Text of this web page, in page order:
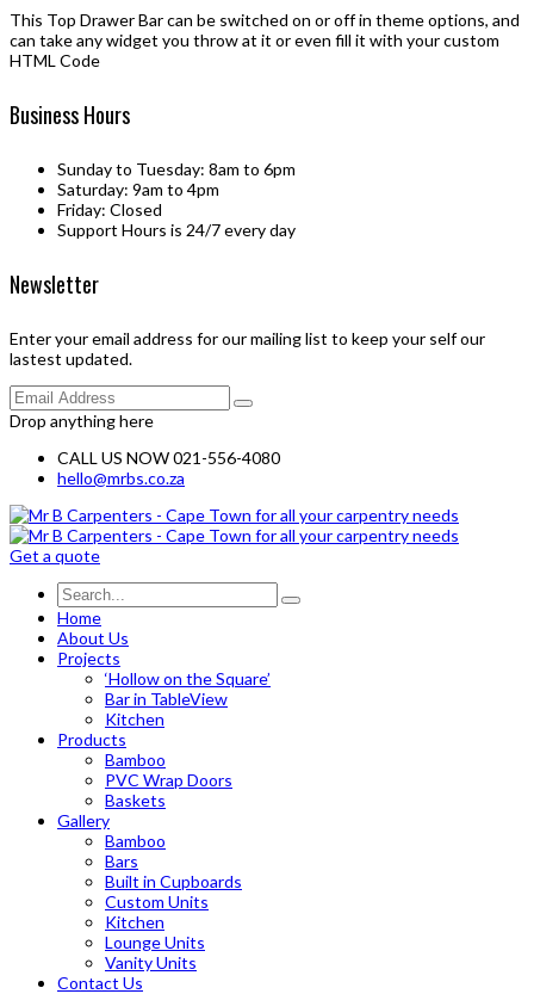
This Top Drawer Bar can be switched on or off in theme options, and
can take any widget you throw at it or even fill it with your custom
HTML Code
Business Hours
Sunday to Tuesday: 8am to 6pm
Saturday: 9am to 4pm
Friday: Closed
Support Hours is 24/7 every day
Newsletter
Enter your email address for our mailing list to keep your self our
lastest updated.
Drop anything here
CALL US NOW 021-556-4080
hello@mrbs.co.za
Get a quote
Home
About Us
Projects
‘Hollow on the Square’
Bar in TableView
Kitchen
Products
Bamboo
PVC Wrap Doors
Baskets
Gallery
Bamboo
Bars
Built in Cupboards
Custom Units
Kitchen
Lounge Units
Vanity Units
Contact Us